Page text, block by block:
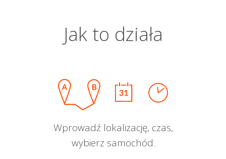
Jak to działa
Wprowadź lokalizację, czas,
wybierz samochód.